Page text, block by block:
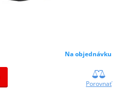
Na objednávku
Porovnať